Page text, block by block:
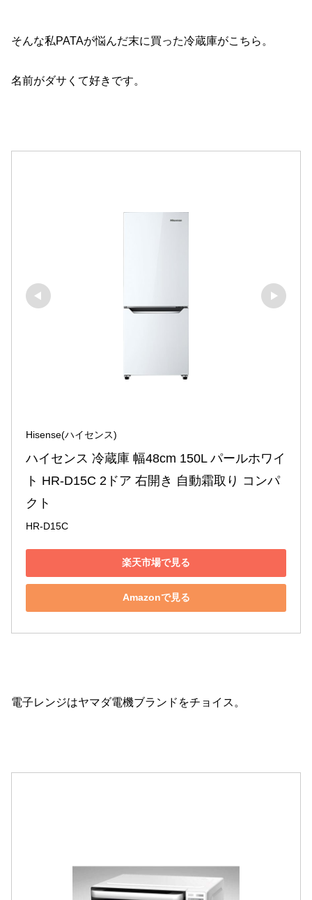
そんな私PATAが悩んだ末に買った冷蔵庫がこちら。
名前がダサくて好きです。
Hisense(ハイセンス)
ハイセンス 冷蔵庫 幅48cm 150L パールホワイ
ト HR-D15C 2ドア 右開き 自動霜取り コンパ
クト
HR-D15C
楽天市場で見る
Amazonで見る
電子レンジはヤマダ電機ブランドをチョイス。